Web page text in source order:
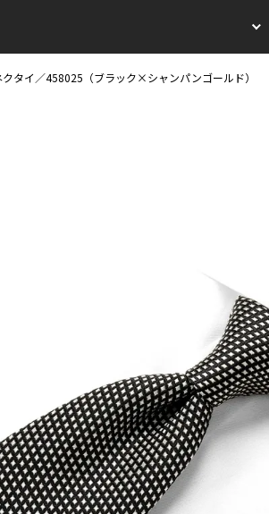
タイ／458025（ブラック×シャンパンゴールド）